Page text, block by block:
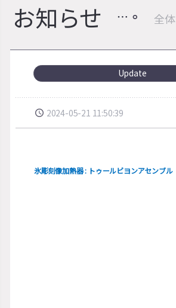
お知らせ 全体
Update
2024-05-21 11:50:39
氷彫刻像加熱器 : トゥールビヨンアセンブル